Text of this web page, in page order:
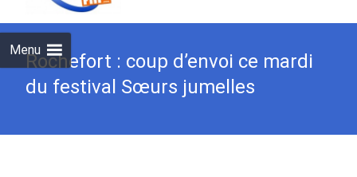
Menu
Rochefort : coup d’envoi ce mardi
du festival Sœurs jumelles